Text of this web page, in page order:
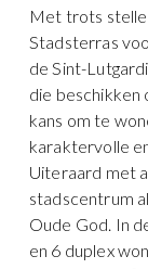
Met trots
Stadsterras
de Sint-
die beschikken
kans om te
karaktervolle
Uiteraard met
stadscentrum
Oude God. In
en 6 duplex